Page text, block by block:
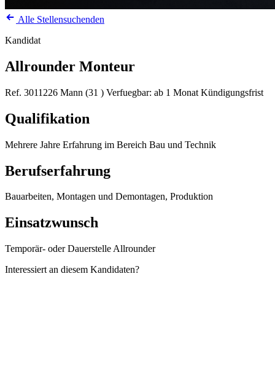
Alle Stellensuchenden
Kandidat
Allrounder Monteur
Ref. 3011226 Mann (31 ) Verfuegbar: ab 1 Monat Kündigungsfrist
Qualifikation
Mehrere Jahre Erfahrung im Bereich Bau und Technik
Berufserfahrung
Bauarbeiten, Montagen und Demontagen, Produktion
Einsatzwunsch
Temporär- oder Dauerstelle Allrounder
Interessiert an diesem Kandidaten?